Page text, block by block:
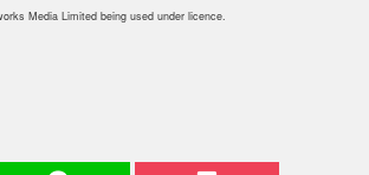
Media Limited being used under licence.